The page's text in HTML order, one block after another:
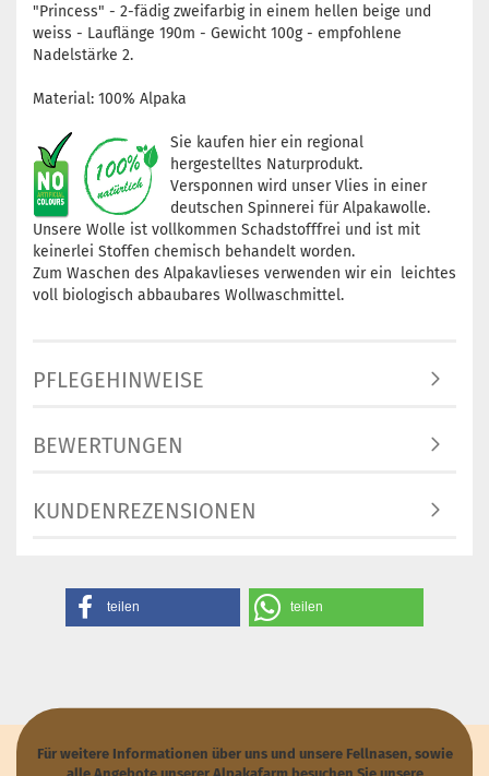
"Princess" - 2-fädig zweifarbig in einem hellen beige und
weiss - Lauflänge 190m - Gewicht 100g - empfohlene
Nadelstärke 2.
Material: 100% Alpaka
Sie kaufen hier ein regional
hergestelltes Naturprodukt.
Versponnen wird unser Vlies in einer
deutschen Spinnerei für Alpakawolle.
Unsere Wolle ist vollkommen Schadstofffrei und ist mit
keinerlei Stoffen chemisch behandelt worden.
Zum Waschen des Alpakavlieses verwenden wir ein leichtes
voll biologisch abbaubares Wollwaschmittel.
PFLEGEHINWEISE
BEWERTUNGEN
KUNDENREZENSIONEN
teilen teilen
Für weitere Informationen über uns und unsere Fellnasen, sowie